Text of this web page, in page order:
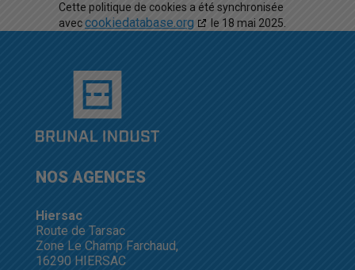
Cette politique de cookies a été synchronisée
aveccookiedatabase.org le 18 mai 2025.
NOS AGENCES
Hiersac
Route de Tarsac
Zone Le Champ Farchaud,
16290 HIERSAC